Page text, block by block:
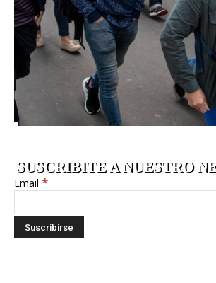
SUSCRIBITE A NUESTRO
Email *